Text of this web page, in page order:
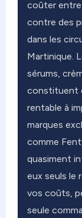
coûter entre
contre des
dans les
Martinique.
sérums,
constituent
rentable à
marques
comme
quasiment
eux seuls le
vos coûts,
seule